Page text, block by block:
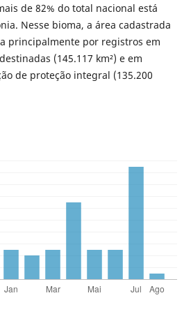
de 82% do total nacional está
Nesse bioma, a área cadastrada
principalmente por registros em
(145.117 km²) e em
de proteção integral (135.200